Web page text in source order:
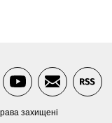
захищені